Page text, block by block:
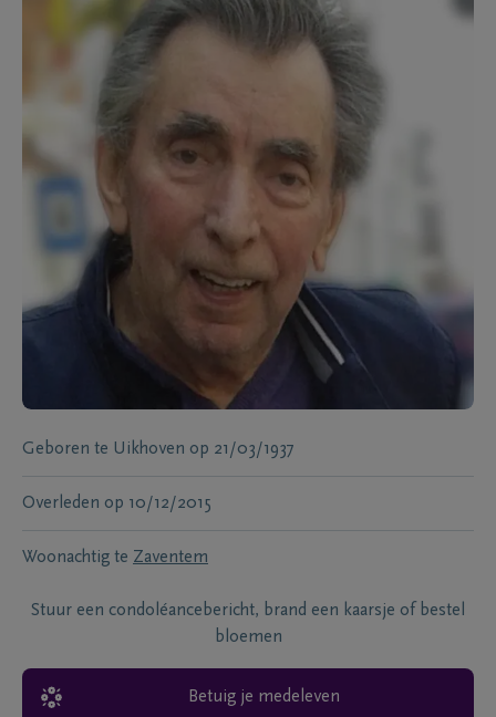
Geboren te Uikhoven op 21/03/1937
Overleden op 10/12/2015
Woonachtig te Zaventem
Stuur een condoléancebericht, brand een kaarsje of bestel
bloemen
Betuig je medeleven